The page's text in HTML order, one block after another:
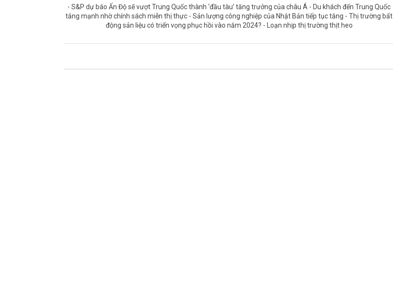
- S&P dự báo Ấn Độ sẽ vượt Trung Quốc thành ‘đầu tàu’ tăng trưởng của châu Á - Du khách đến Trung Quốc
tăng mạnh nhờ chính sách miễn thị thực - Sản lượng công nghiệp của Nhật Bản tiếp tục tăng - Thị trường bất
động sản liệu có triển vọng phục hồi vào năm 2024? - Loạn nhịp thị trường thịt heo